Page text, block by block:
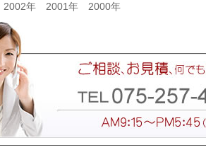
2002年 2001年 2000年